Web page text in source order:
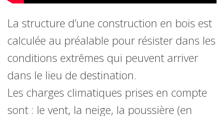
La structure d’une construction en bois est
calculée au préalable pour résister dans les
conditions extrêmes qui peuvent arriver
dans le lieu de destination.
Les charges climatiques prises en compte
sont : le vent, la neige, la poussière (en